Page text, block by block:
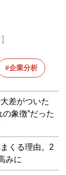
企業分析
差がついた
の象徴”だった
くる理由。2
みに